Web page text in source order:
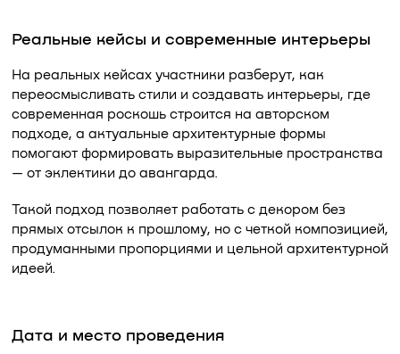
Реальные кейсы и современные интерьеры
На реальных кейсах участники разберут, как
переосмысливать стили и создавать интерьеры, где
современная роскошь строится на авторском
подходе, а актуальные архитектурные формы
помогают формировать выразительные пространства
— от эклектики до авангарда.
Такой подход позволяет работать с декором без
прямых отсылок к прошлому, но с четкой композицией,
продуманными пропорциями и цельной архитектурной
идеей.
Дата и место проведения